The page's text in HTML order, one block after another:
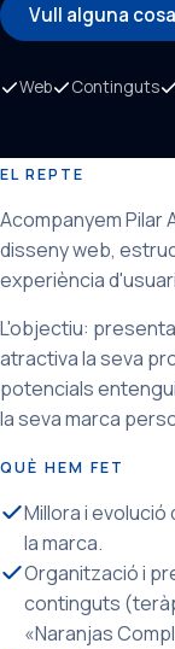
Vull alguna
Web Continguts
EL REPTE
Acompanyem Pilar
disseny web,
experiència
L'objectiu:
atractiva la seva
potencials
la seva marca
QUÈ HEM FET
Millora i evolució
la marca.
Organització i
continguts
«Naranjas